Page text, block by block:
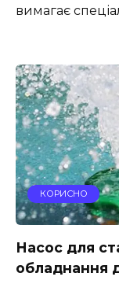
вимагає
КОРИСНО
Насос для
обладнання